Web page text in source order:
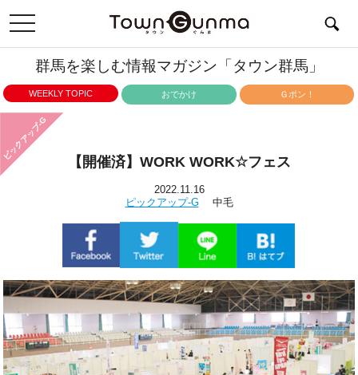
toggle
navigation
群馬を楽しむ情報マガジン「タウン群馬」
WEEKLY TOPIC おでかけ Ｇポン！
ピックアップ-G
【開催済】WORK WORK☆フェス
2022.11.16
ピックアップ-G中毛